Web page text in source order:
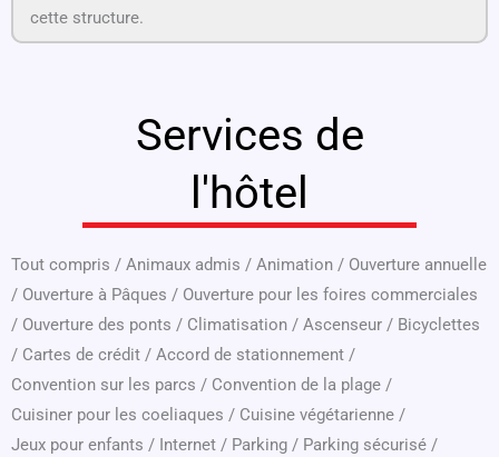
cette structure.
Services de
l'hôtel
Tout compris / Animaux admis / Animation / Ouverture annuelle
/ Ouverture à Pâques / Ouverture pour les foires commerciales
/ Ouverture des ponts / Climatisation / Ascenseur / Bicyclettes
/ Cartes de crédit / Accord de stationnement /
Convention sur les parcs / Convention de la plage /
Cuisiner pour les coeliaques / Cuisine végétarienne /
Jeux pour enfants / Internet / Parking / Parking sécurisé /